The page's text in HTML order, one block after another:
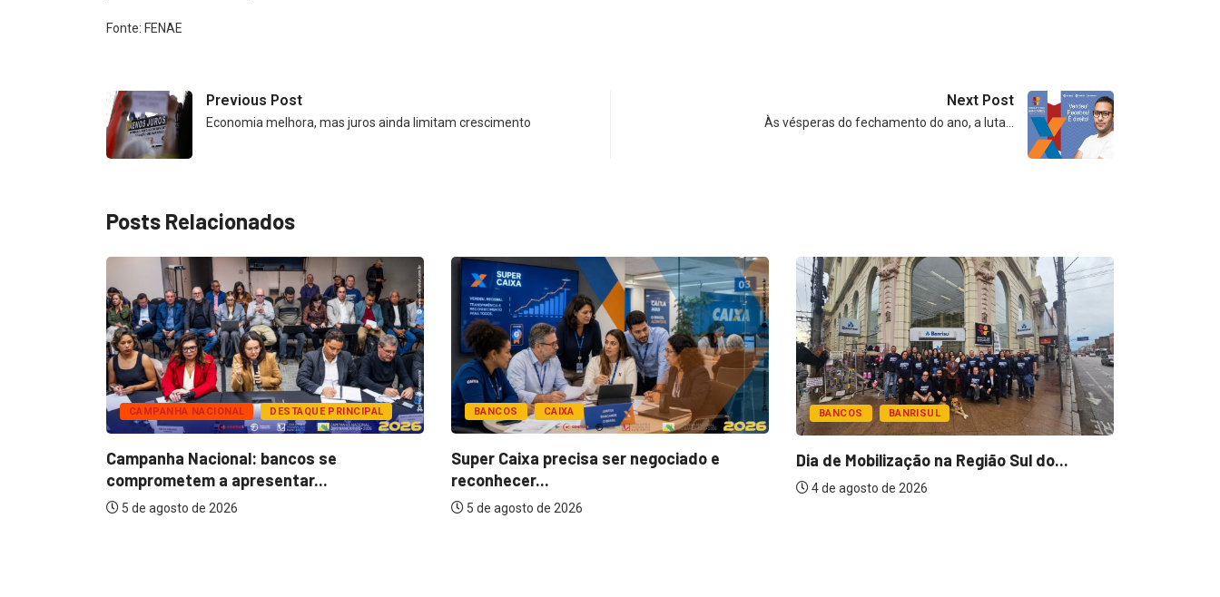
Fonte: FENAE
Previous Post
Economia melhora, mas juros ainda limitam crescimento
Next Post
Às vésperas do fechamento do ano, a luta…
Posts Relacionados
CAMPANHA NACIONAL DESTAQUE PRINCIPAL
Campanha Nacional: bancos se
comprometem a apresentar...
5 de agosto de 2026
BANCOS CAIXA
Super Caixa precisa ser negociado e
reconhecer...
5 de agosto de 2026
BANCOS BANRISUL
Dia de Mobilização na Região Sul do...
4 de agosto de 2026